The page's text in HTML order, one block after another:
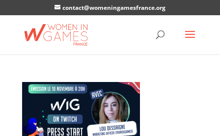
contact@womeningamesfrance.org